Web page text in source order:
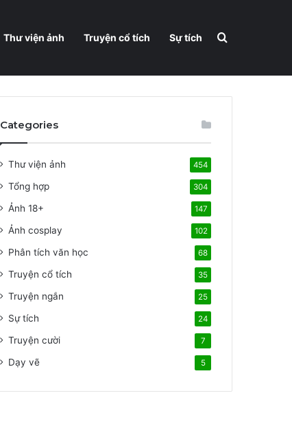
Thư viện ảnh Truyện cổ tích Sự tích Search for
Categories
Thư viện ảnh 454
Tổng hợp 304
Ảnh 18+ 147
Ảnh cosplay 102
Phân tích văn học 68
Truyện cổ tích 35
Truyện ngắn 25
Sự tích 24
Truyện cười 7
Dạy vẽ 5